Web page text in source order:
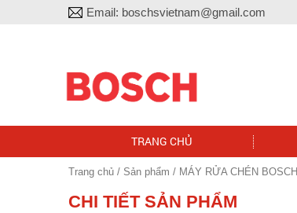
Email: boschsvietnam@gmail.com
TRANG CHỦ
Trang chủ / Sản phẩm / MÁY RỬA CHÉN BOSCH
CHI TIẾT SẢN PHẨM